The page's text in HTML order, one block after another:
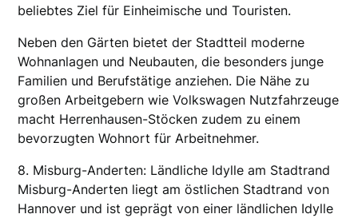
beliebtes Ziel für Einheimische und Touristen.
Neben den Gärten bietet der Stadtteil moderne
Wohnanlagen und Neubauten, die besonders junge
Familien und Berufstätige anziehen. Die Nähe zu
großen Arbeitgebern wie Volkswagen Nutzfahrzeuge
macht Herrenhausen-Stöcken zudem zu einem
bevorzugten Wohnort für Arbeitnehmer.
8. Misburg-Anderten: Ländliche Idylle am Stadtrand
Misburg-Anderten liegt am östlichen Stadtrand von
Hannover und ist geprägt von einer ländlichen Idylle